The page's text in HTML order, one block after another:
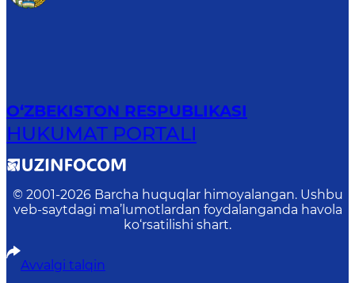
O‘ZBEKISTON RESPUBLIKASI
HUKUMAT PORTALI
© 2001-2026 Barcha huquqlar himoyalangan. Ushbu
veb-saytdagi ma’lumotlardan foydalanganda havola
ko‘rsatilishi shart.
Avvalgi talqin